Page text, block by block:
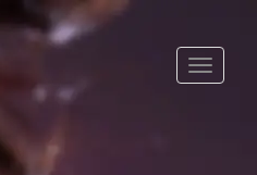
Toggle